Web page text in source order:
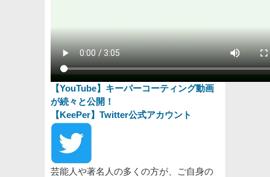
【YouTube】キーパーコーティング動画
が続々と公開！
【KeePer】Twitter公式アカウント
芸能人や著名人の多くの方が、ご自身の